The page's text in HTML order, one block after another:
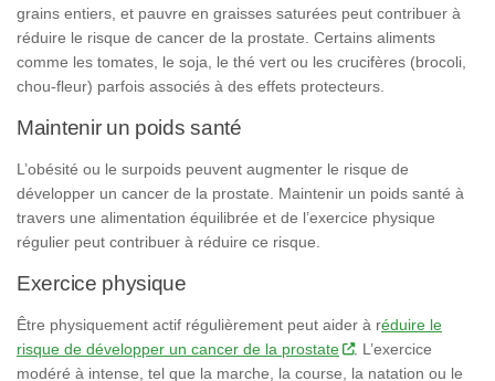
grains entiers, et pauvre en graisses saturées peut contribuer à
réduire le risque de cancer de la prostate. Certains aliments
comme les tomates, le soja, le thé vert ou les crucifères (brocoli,
chou-fleur) parfois associés à des effets protecteurs.
Maintenir un poids santé
L’obésité ou le surpoids peuvent augmenter le risque de
développer un cancer de la prostate. Maintenir un poids santé à
travers une alimentation équilibrée et de l’exercice physique
régulier peut contribuer à réduire ce risque.
Exercice physique
Être physiquement actif régulièrement peut aider à réduire le
risque de développer un cancer de la prostate
. L’exercice
modéré à intense, tel que la marche, la course, la natation ou le